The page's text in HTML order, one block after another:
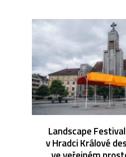
Landscape
v Hradci Králové